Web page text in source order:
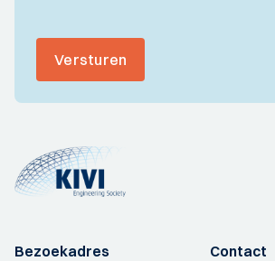
Versturen
Bezoekadres
Contact